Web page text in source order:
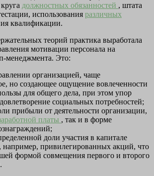
должностных обязанностей , штата
использования различных
квалификации.
теорий практика выработала
мотивации персонала на
менеджмента. Это:
организацией, чаще
но создающее ощущение вовлеченности
для общего дела, при этом упор
социальных потребностей;
прибыли от деятельности организации,
платы , так и в форме
доли участия в капитале
например, привилегированных акций, что
формой совмещения первого и второго